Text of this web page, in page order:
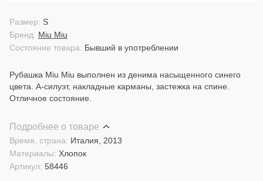
Состояние товара: Бывший в употреблении
Бренд: Miu Miu
Размер: S
Рубашка Miu Miu выполнен из денима насыщенного синего
цвета. А-силуэт, накладные карманы, застежка на спине.
Отличное состояние.
Подробнее о товаре
Материалы: Хлопок
Время, страна: Италия, 2013
Артикул: 58446